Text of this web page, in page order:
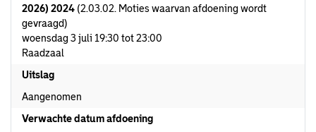
2026) 2024 (2.03.02. Moties waarvan afdoening wordt
gevraagd)
woensdag 3 juli 19:30 tot 23:00
Raadzaal
Uitslag
Aangenomen
Verwachte datum afdoening